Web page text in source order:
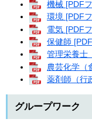
機械 [PDF
環境 [PDF
電気 [PDF
保健師
管理栄養士
農芸化学（
薬剤師（行
グループワーク